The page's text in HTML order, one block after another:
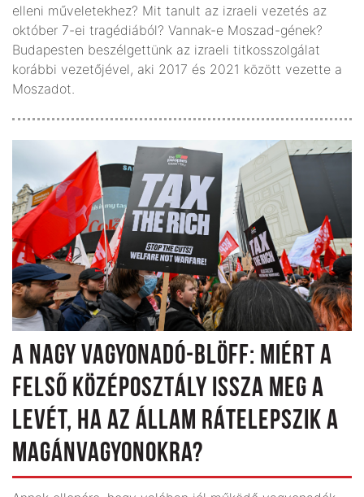
elleni műveletekhez? Mit tanult az izraeli vezetés az
október 7-ei tragédiából? Vannak-e Moszad-gének?
Budapesten beszélgettünk az izraeli titkosszolgálat
korábbi vezetőjével, aki 2017 és 2021 között vezette a
Moszadot.
A NAGY VAGYONADÓ-BLÖFF: MIÉRT A
FELSŐ KÖZÉPOSZTÁLY ISSZA MEG A
LEVÉT, HA AZ ÁLLAM RÁTELEPSZIK A
MAGÁNVAGYONOKRA?